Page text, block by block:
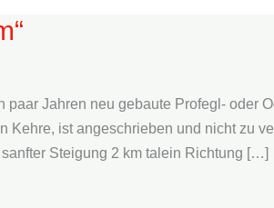
Jahren neu gebaute Profegl- oder
ist angeschrieben und nicht zu
Steigung 2 km talein Richtung […]